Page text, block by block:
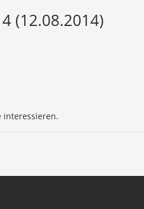
(12.08.2014)
interessieren.